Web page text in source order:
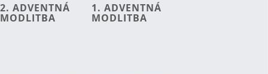
2. ADVENTNÁ
MODLITBA
1. ADVENTNÁ
MODLITBA